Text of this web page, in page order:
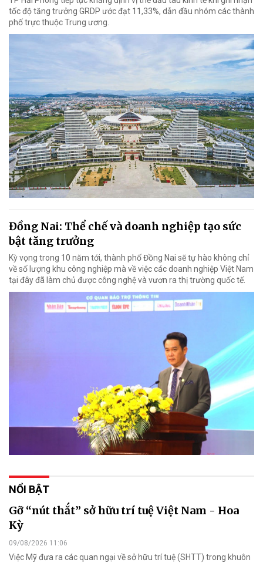
tốc độ tăng trưởng GRDP ước đạt 11,33%, dẫn đầu nhóm các thành
phố trực thuộc Trung ương.
Đồng Nai: Thể chế và doanh nghiệp tạo sức
bật tăng trưởng
Kỳ vọng trong 10 năm tới, thành phố Đồng Nai sẽ tự hào không chỉ
về số lượng khu công nghiệp mà về việc các doanh nghiệp Việt Nam
tại đây đã làm chủ được công nghệ và vươn ra thị trường quốc tế.
NỔI BẬT
Gỡ “nút thắt” sở hữu trí tuệ Việt Nam - Hoa
Kỳ
09/08/2026 11:06
Việc Mỹ đưa ra các quan ngại về sở hữu trí tuệ (SHTT) trong khuôn